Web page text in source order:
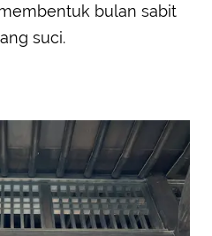
bulan sabit
suci.